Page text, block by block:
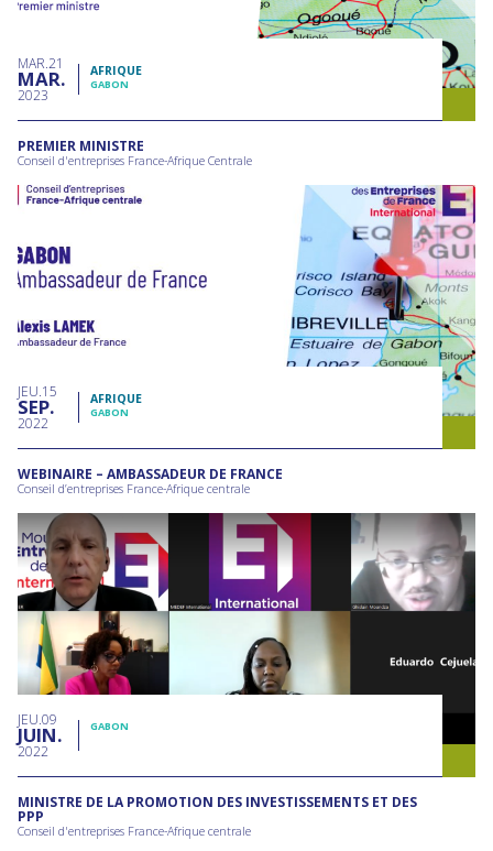
MAR 21
MAR
2023
AFRIQUE
GABON
PREMIER MINISTRE
Conseil d'entreprises France-Afrique Centrale
JEU 15
SEP
2022
AFRIQUE
GABON
WEBINAIRE – AMBASSADEUR DE FRANCE
Conseil d’entreprises France-Afrique centrale
JEU 09
JUIN
2022
GABON
MINISTRE DE LA PROMOTION DES INVESTISSEMENTS ET DES
PPP
Conseil d'entreprises France-Afrique centrale